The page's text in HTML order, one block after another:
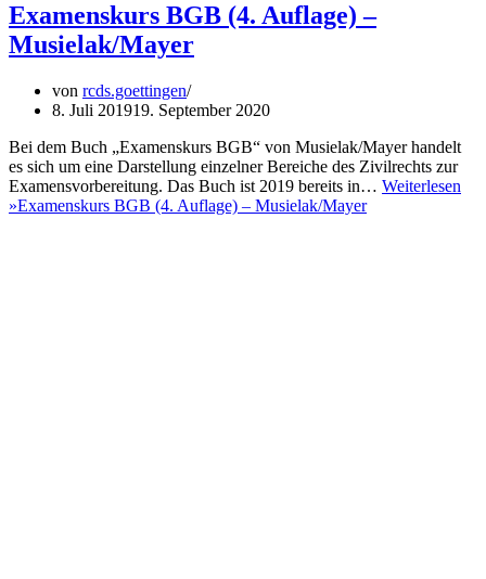
Examenskurs BGB (4. Auflage) –
Musielak/Mayer
von rcds.goettingen
8. Juli 201919. September 2020
Bei dem Buch „Examenskurs BGB“ von Musielak/Mayer handelt
es sich um eine Darstellung einzelner Bereiche des Zivilrechts zur
Examensvorbereitung. Das Buch ist 2019 bereits in… Weiterlesen
»Examenskurs BGB (4. Auflage) – Musielak/Mayer